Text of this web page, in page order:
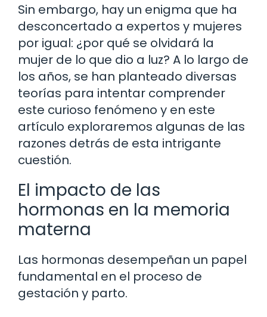
Sin embargo, hay un enigma que ha
desconcertado a expertos y mujeres
por igual: ¿por qué se olvidará la
mujer de lo que dio a luz? A lo largo de
los años, se han planteado diversas
teorías para intentar comprender
este curioso fenómeno y en este
artículo exploraremos algunas de las
razones detrás de esta intrigante
cuestión.
El impacto de las
hormonas en la memoria
materna
Las hormonas desempeñan un papel
fundamental en el proceso de
gestación y parto.